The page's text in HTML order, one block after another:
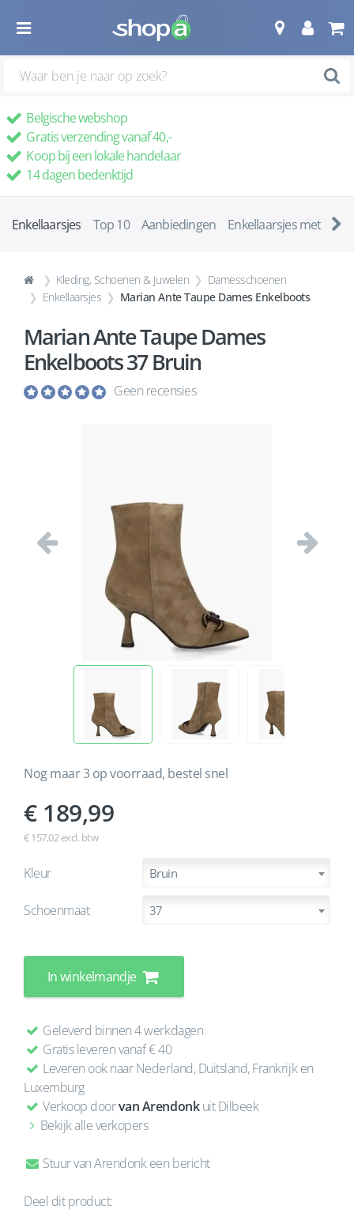
Belgische webshop
Gratis verzending vanaf 40,-
Koop bij een lokale handelaar
14 dagen bedenktijd
Enkellaarsjes Top 10 Aanbiedingen Enkellaarsjes met ha
Kleding, Schoenen & Juwelen
Damesschoenen
Enkellaarsjes
Marian Ante Taupe Dames Enkelboots
Marian Ante Taupe Dames
Enkelboots 37 Bruin
Geen recensies
Vorige
Nog maar 3 op voorraad, bestel snel
189,99
€ 157,02 excl. btw
Kleur Bruin
Schoenmaat 37
In winkelmandje
Geleverd binnen 4 werkdagen
Gratis leveren vanaf € 40
Leveren ook naar Nederland, Duitsland, Frankrijk en
Luxemburg
Verkoop doorvan Arendonkuit Dilbeek
Bekijk alle verkopers
Stuur van Arendonk een bericht
Deel dit product: